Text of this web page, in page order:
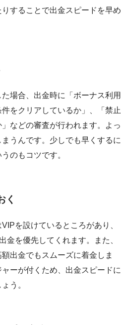
することで出金スピードを早め
場合、出金時に「ボーナス利用
をクリアしているか」、「禁止
などの審査が行われます。よっ
うんです。少しでも早くするに
のもコツです。
く
を設けているところがあり、
金を優先してくれます。また、
出金でもスムーズに着金しま
ーが付くため、出金スピードに
う。